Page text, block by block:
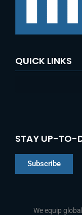
QUICK LINKS
STAY UP-TO-
Subscribe
We equip